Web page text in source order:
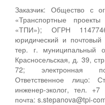
Заказчик: Общество с
«Транспортные
«ТПИ»); ОГРН
юридический и
тер. г. муниципальный
Красносельская, д. 39,
72; электронная
Ответственное лицо:
инженер-эколог, тел.
почта: s.stepanova@tpi-